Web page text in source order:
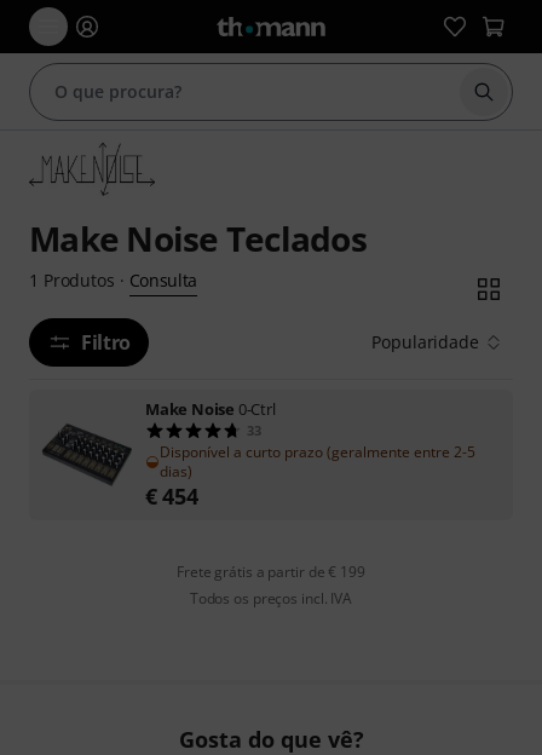
Iniciar
Make Noise Teclados
1 Produtos · Consulta
Filtro Popularidade
Make Noise 0-Ctrl
33
Disponível a curto prazo (geralmente entre 2-5
dias)
€454
Frete grátis a partir de € 199
Todos os preços incl. IVA
Gosta do que vê?